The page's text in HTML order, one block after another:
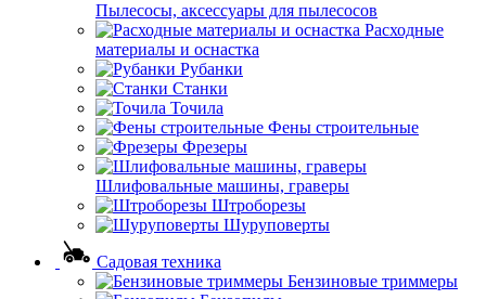
Пылесосы, аксессуары для пылесосов
Расходные
материалы и оснастка
Рубанки
Станки
Точила
Фены строительные
Фрезеры
Шлифовальные машины, граверы
Штроборезы
Шуруповерты
Садовая техника
Бензиновые триммеры